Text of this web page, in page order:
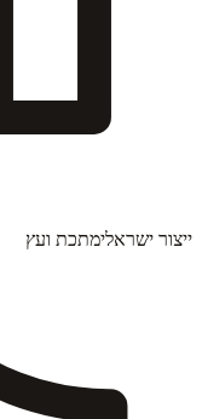
ייצור ישראלימתכת ועץ